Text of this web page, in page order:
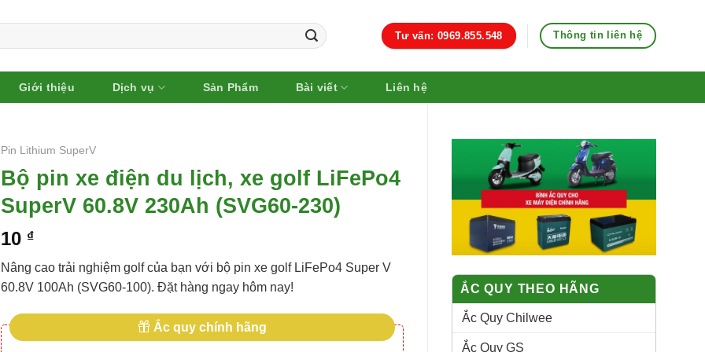
Tư vấn: 0969.855.548 Thông tin liên hệ
Giới thiệu Dịch vụ Sản Phẩm Bài viết Liên hệ
ẮC QUY THEO HÃNG
Ắc Quy Chilwee
Ắc Quy GS
Pin Lithium SuperV
Bộ pin xe điện du lịch, xe golf LiFePo4
SuperV 60.8V 230Ah (SVG60-230)
10 ₫
Nâng cao trải nghiệm golf của bạn với bộ pin xe golf LiFePo4 Super V
60.8V 100Ah (SVG60-100). Đặt hàng ngay hôm nay!
Ắc quy chính hãng